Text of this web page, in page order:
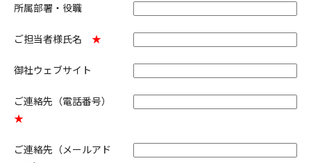
所属部署・役職
ご担当者様氏名 ★
御社ウェブサイト
ご連絡先（電話番号）
★
ご連絡先（メールアド